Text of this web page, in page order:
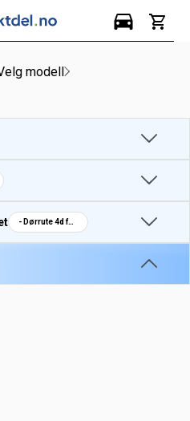
modell
- Dørrute 4d foran venstre